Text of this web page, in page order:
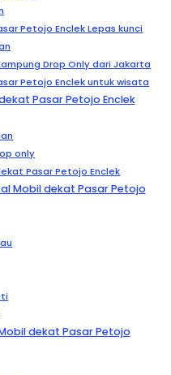
Petojo Enclek Lepas kunci
Drop Only dari Jakarta
Petojo Enclek untuk wisata
Pasar Petojo Enclek
only
Pasar Petojo Enclek
Mobil dekat Pasar Petojo
dekat Pasar Petojo